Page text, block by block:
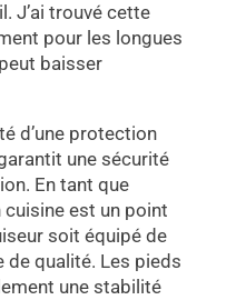
J’ai trouvé cette
pour les longues
baisser
d’une protection
une sécurité
En tant que
est un point
soit équipé de
qualité. Les pieds
une stabilité